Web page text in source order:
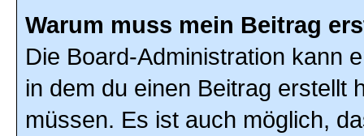
Warum muss mein Beitrag
Die Board-Administration kann
in dem du einen Beitrag erstellt
müssen. Es ist auch möglich,